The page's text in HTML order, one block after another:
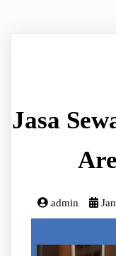
Jasa
admin